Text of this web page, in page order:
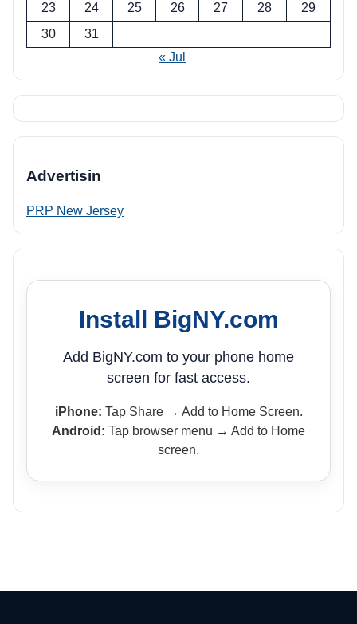
23
24 25 26 27 28
29
30
31
« Jul
Advertisin
PRP New Jersey
Install BigNY.com
Add BigNY.com to your phone home
screen for fast access.
iPhone: Tap Share → Add to Home Screen.
Android: Tap browser menu → Add to Home
screen.